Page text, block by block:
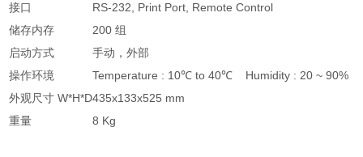
接口
RS-232, Print Port, Remote Control
储存内存
200 组
启动方式
手动，外部
操作环境
Temperature : 10℃ to 40℃ Humidity : 20 ~ 90%
外观尺寸 W*H*D435x133x525 mm
重量
8 Kg